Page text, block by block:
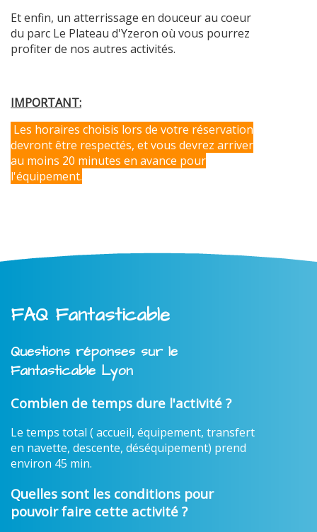
Et enfin, un atterrissage en douceur au coeur
du parc Le Plateau d'Yzeron où vous pourrez
profiter de nos autres activités.
IMPORTANT:
Les horaires choisis lors de votre réservation
devront être respectés, et vous devrez arriver
au moins 20 minutes en avance pour
l'équipement.
FAQ Fantasticable
Questions réponses sur le
Fantasticable Lyon
Combien de temps dure l'activité ?
Le temps total ( accueil, équipement, transfert
en navette, descente, déséquipement) prend
environ 45 min.
Quelles sont les conditions pour
pouvoir faire cette activité ?